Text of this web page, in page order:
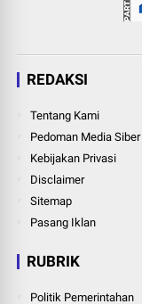
REDAKSI
Tentang Kami
Pedoman Media Siber
Kebijakan Privasi
Disclaimer
Sitemap
Pasang Iklan
RUBRIK
Politik Pemerintahan